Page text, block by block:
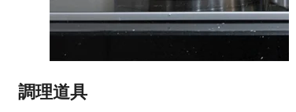
調理道具